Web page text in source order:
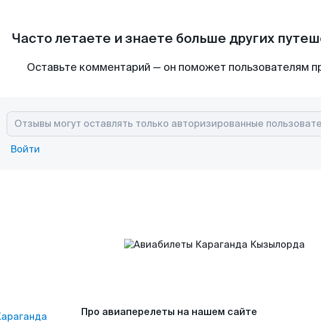
Часто летаете и знаете больше других
Оставьте комментарий — он поможет пользователям
Войти
Про авиаперелеты на нашем сайте